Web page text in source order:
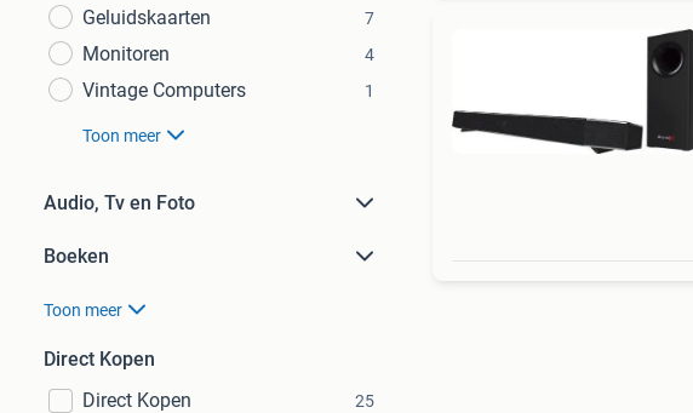
Geluidskaarten 7
Monitoren 4
Vintage Computers 1
Toon meer
Audio, Tv en Foto
Boeken
Toon meer
Direct Kopen
Direct Kopen
25